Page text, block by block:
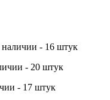
наличии - 16 штук
- 20 штук
- 17 штук